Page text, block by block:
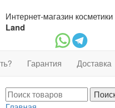
Интернет-магазин косметики
Land
Гарантия Доставка